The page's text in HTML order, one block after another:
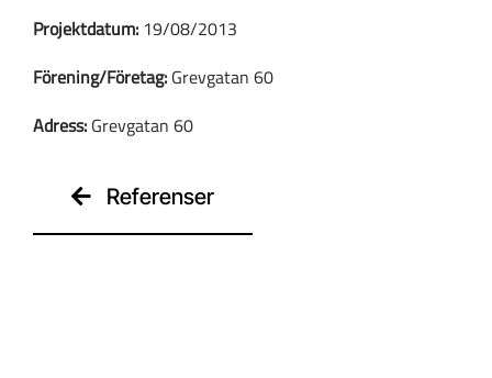
Om oss
Projektdatum:19/08/2013
Förening/Företag:Grevgatan 60
Adress:Grevgatan 60
Referenser